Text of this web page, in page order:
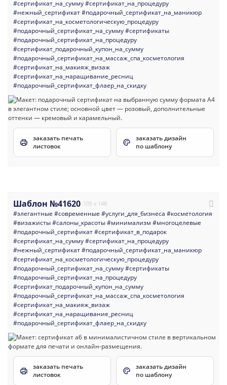
#сертификат_на_сумму#сертификат_на_процедуру
#нежный_сертификат#подарочный_сертификат_на_маникюр
#сертификат_на_косметологическую_процедуру
#подарочный_сертификат_на_сумму#сертификаты
#подарочный_сертификат_на_процедуру
#сертификат_подарочный_купон_на_сумму
#подарочный_сертификат_на_массаж_спа_косметология
#сертификат_на_макияж_визаж
#сертификат_на_наращивание_ресниц
#подарочный_сертификат_флаер_на_скидку
заказать печать
листовок
заказать дизайн
по шаблону
Шаблон №41620 105 x 148
#элегантные #современные #услуги_для_бизнеса #косметология
#визажисты#салоны_красоты#минимализм #многоцелевые
#подарочный_сертификат#сертификат_в_подарок
#сертификат_на_сумму#сертификат_на_процедуру
#нежный_сертификат#подарочный_сертификат_на_маникюр
#сертификат_на_косметологическую_процедуру
#подарочный_сертификат_на_сумму#сертификаты
#подарочный_сертификат_на_процедуру
#сертификат_подарочный_купон_на_сумму
#подарочный_сертификат_на_массаж_спа_косметология
#сертификат_на_макияж_визаж
#сертификат_на_наращивание_ресниц
#подарочный_сертификат_флаер_на_скидку
заказать печать
листовок
заказать дизайн
по шаблону